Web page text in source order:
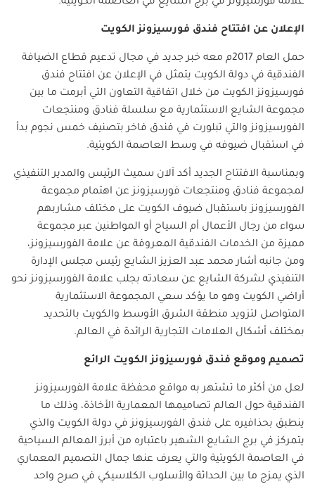
علامة فورسيزونز في برج الشايع في العاصمة الكويتية.
الإعلان عن افتتاح فندق فورسيزونز الكويت
حمل العام 2017م معه خبر جديد في مجال تدعيم قطاع الضيافة
الفندقية في دولة الكويت يتمثل في الإعلان عن افتتاح فندق
فورسيزونز الكويت من خلال اتفاقية التعاون التي أبرمت ما بين
مجموعة الشايع الاستثمارية مع سلسلة فنادق ومنتجعات
الفورسيزونز والتي تبلورت في فندق فاخر بتصنيف خمس نجوم بدأ
في استقبال ضيوفه في وسط العاصمة الكويتية.
وبمناسبة الافتتاح الجديد أكد آلان سميث الرئيس والمدير التنفيذي
لمجموعة فنادق ومنتجعات فورسيزونز عن اهتمام مجموعة
الفورسيزونز باستقبال ضيوف الكويت على مختلف مشاربهم
سواء من رجال الأعمال أم السياح أو المواطنين عبر مجموعة
مميزة من الخدمات الفندقية المعروفة عن علامة الفورسيزونز،
ومن جانبه أشار محمد عبد العزيز الشايع رئيس مجلس الإدارة
التنفيذي لشركة الشايع عن سعادته بجلب علامة الفورسيزونز نحو
أراضي الكويت وهو ما يؤكد سعي المجموعة الاستثمارية
المتواصل لتزويد منطقة الشرق الأوسط والكويت بالتحديد
بمختلف أشكال العلامات التجارية الرائدة في العالم.
تصميم وموقع فندق فورسيزونز الكويت الرائع
لعل من أكثر ما تشتهر به مواقع محفظة علامة الفورسيزونز
الفندقية حول العالم تصاميمها المعمارية الأخاذة، وذلك ما
ينطبق بحذافيره على فندق الفورسيزونز في دولة الكويت والذي
يتمركز في برج الشايع الشهير باعتباره من أبرز المعالم السياحية
في العاصمة الكويتية والتي يعرف عنها جمال التصميم المعماري
الذي يمزج ما بين الحداثة والأسلوب الكلاسيكي في صرح واحد